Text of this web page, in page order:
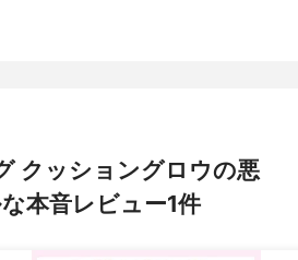
クッショングロウの悪
本音レビュー1件